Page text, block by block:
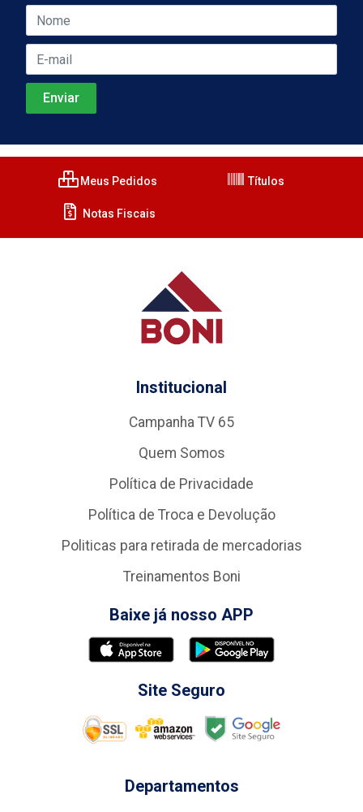
Meus Pedidos Títulos
Notas Fiscais
Institucional
Campanha TV 65
Quem Somos
Política de Privacidade
Política de Troca e Devolução
Politicas para retirada de mercadorias
Treinamentos Boni
Baixe já nosso APP
Site Seguro
Departamentos